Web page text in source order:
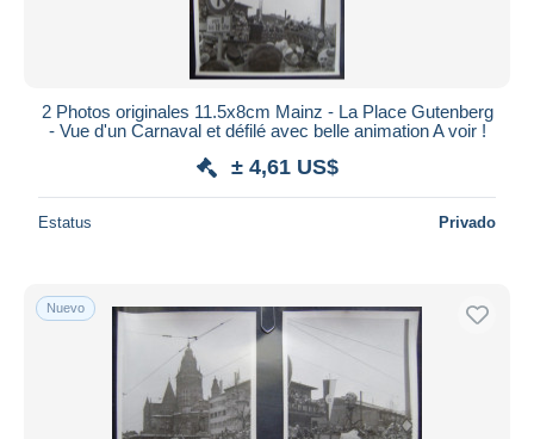
2 Photos originales 11.5x8cm Mainz - La Place Gutenberg
- Vue d'un Carnaval et défilé avec belle animation A voir !
± 4,61 US$
Estatus Privado
Nuevo